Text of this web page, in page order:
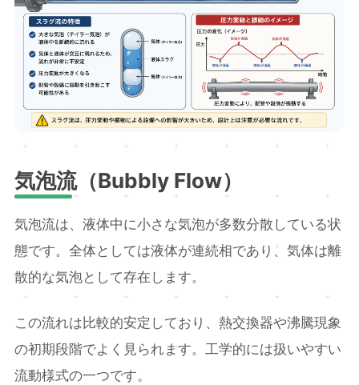
気泡流（Bubbly Flow）
気泡流は、液体中に小さな気泡が多数分散している状
態です。全体としては液体が連続相であり、気体は離
散的な気泡として存在します。
この流れは比較的安定しており、熱交換器や沸騰現象
の初期段階でよく見られます。工学的には扱いやすい
流動様式の一つです。